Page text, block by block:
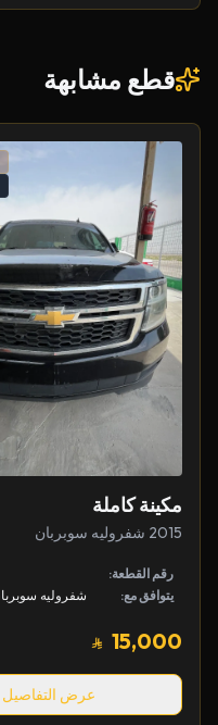
قطع مشابهة
مكينة كاملة
2015 شفروليه سوبربان
رقم القطعة:
يتوافق مع:
15,000
عرض التفاصيل